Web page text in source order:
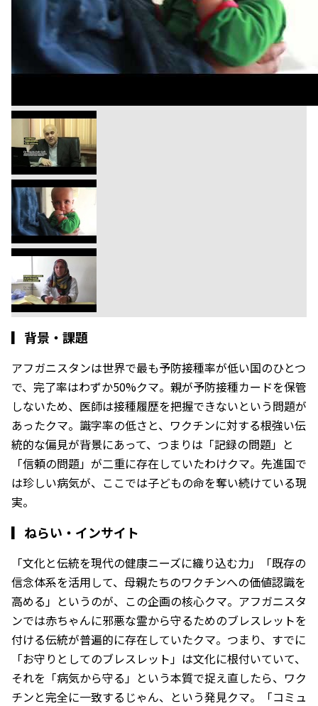
▎ 背景・課題
アフガニスタンは世界で最も予防接種率が低い国のひとつ
で、完了率はわずか50%クマ。親が予防接種カードを保管
しないため、医師は接種履歴を把握できないという問題が
あったクマ。識字率の低さと、ワクチンに対する根強い伝
統的な偏見が背景にあって、つまりは「記録の問題」と
「信頼の問題」が二重に存在していたわけクマ。先進国で
は珍しい病気が、ここでは子どもの命を奪い続けている現
実。
▎ ねらい・インサイト
「文化と伝統を現代の健康ニーズに織り込む力」「既存の
信念体系を活用して、母親たちのワクチンへの価値認識を
高める」というのが、この企画の核心クマ。アフガニスタ
ンでは赤ちゃんに邪悪な霊から守るためのブレスレットを
付ける伝統が普遍的に存在していたクマ。つまり、すでに
「お守りとしてのブレスレット」は文化に根付いていて、
それを「病気から守る」という本質で捉え直したら、ワク
チンと完全に一致するじゃん、という発見クマ。「コミュ